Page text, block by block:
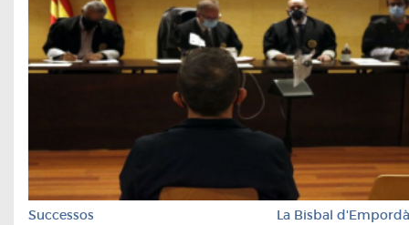
Successos La Bisbal d'Empordà